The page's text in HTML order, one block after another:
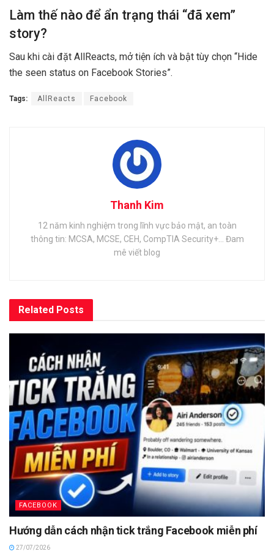
Làm thế nào để ẩn trạng thái “đã xem”
story?
Sau khi cài đặt AllReacts, mở tiện ích và bật tùy chọn “Hide
the seen status on Facebook Stories”.
Tags: AllReacts Facebook
Thanh Kim
12 năm kinh nghiệm trong lĩnh vực bảo mật, an toàn
thông tin: MCSA, MCSE, CEH, CompTIA Security+... Đam
mê viết blog
Related Posts
FACEBOOK
Hướng dẫn cách nhận tick trắng Facebook miễn phí
27/07/2026